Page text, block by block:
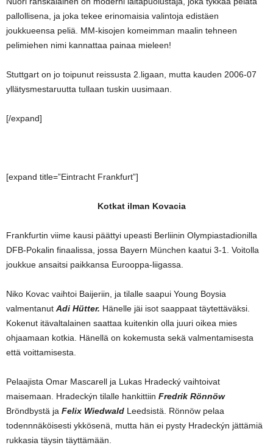
pallollisena, ja joka tekee erinomaisia valintoja edistäen
joukkueensa peliä. MM-kisojen komeimman maalin tehneen
pelimiehen nimi kannattaa painaa mieleen!
Stuttgart on jo toipunut reissusta 2.ligaan, mutta kauden 2006-07
yllätysmestaruutta tullaan tuskin uusimaan.
[/expand]
[expand title=”Eintracht Frankfurt”]
Kotkat ilman Kovacia
Frankfurtin viime kausi päättyi upeasti Berliinin Olympiastadionilla
DFB-Pokalin finaalissa, jossa Bayern München kaatui 3-1. Voitolla
joukkue ansaitsi paikkansa Eurooppa-liigassa.
Niko Kovac vaihtoi Baijeriin, ja tilalle saapui Young Boysia
valmentanut Adi Hütter. Hänelle jäi isot saappaat täytettäväksi.
Kokenut itävaltalainen saattaa kuitenkin olla juuri oikea mies
ohjaamaan kotkia. Hänellä on kokemusta sekä valmentamisesta
että voittamisesta.
Pelaajista Omar Mascarell ja Lukas Hradecký vaihtoivat
maisemaan. Hradeckýn tilalle hankittiin Fredrik Rönnöw
Bröndbystä ja Felix Wiedwald Leedsistä. Rönnöw pelaa
todennnäköisesti ykkösenä, mutta hän ei pysty Hradeckýn jättämiä
rukkasia täysin täyttämään.